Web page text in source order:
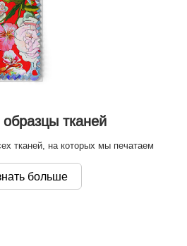
тканей
тканей, на которых мы печатаем
больше